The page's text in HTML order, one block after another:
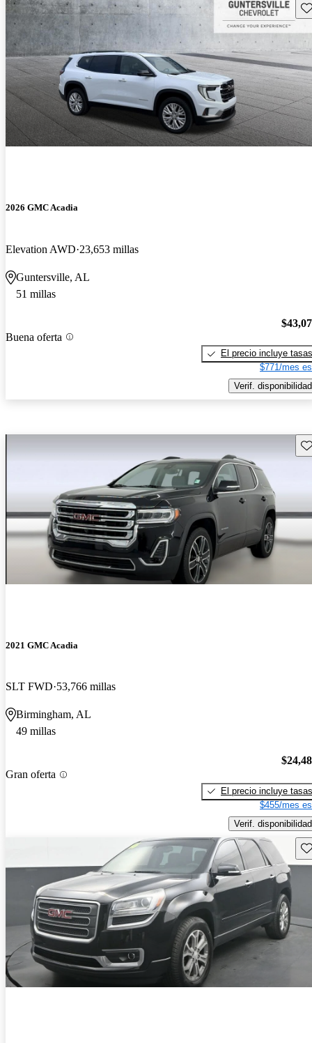
2026 GMC Acadia
Elevation AWD 23,653 millas
Guntersville, AL
51 millas
Buena oferta
El precio incluye tasas
$771/mes
Verif. disponibilidad
2021 GMC Acadia
SLT FWD 53,766 millas
Birmingham, AL
49 millas
Gran oferta
El precio incluye tasas
$455/mes
Verif. disponibilidad